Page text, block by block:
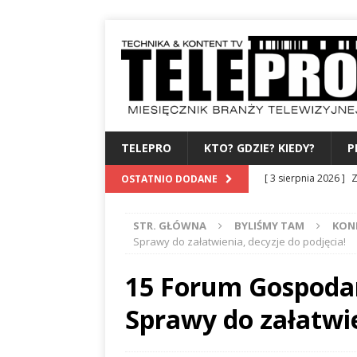
TELEPRO KTO? GDZIE? KIEDY?
OSTATNIO DODANE [ 3 sierpnia 2026 ]
[ 31 lipca 2026 ]
[ 24 lipca 2026 ]
BAMBUKO
PO 3
STR. GŁÓWNA BYLIŚMY TAM
Sprawy do załatwienia, decyzje do podjęcia!
15 Forum
Sprawy do